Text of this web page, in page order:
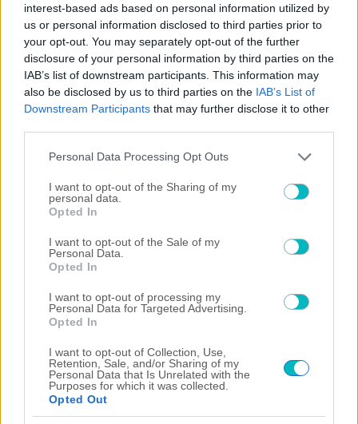
interest-based ads based on personal information utilized by
us or personal information disclosed to third parties prior to
your opt-out. You may separately opt-out of the further
disclosure of your personal information by third parties on the
IAB’s list of downstream participants. This information may
also be disclosed by us to third parties on the IAB’s List of
Downstream Participants that may further disclose it to other
Please note that this website/app uses one or more Google
not limited to your visit or usage behaviour. You may click to
grant or deny consent to Google and its third-party tags to
use your data for below specified purposes in below Google
consent section.
Personal Data Processing Opt Outs
I want to opt-out of the Sharing of my
personal data.
Opted In
I want to opt-out of the Sale of my
Personal Data.
Opted In
I want to opt-out of processing my
Personal Data for Targeted Advertising.
Opted In
I want to opt-out of Collection, Use,
Retention, Sale, and/or Sharing of my
Personal Data that Is Unrelated with the
Purposes for which it was collected.
Opted Out
ΔΙΕΘΝΗ
Στη Σαουδική Αραβία για 2 χρόνια ο Μασούρας